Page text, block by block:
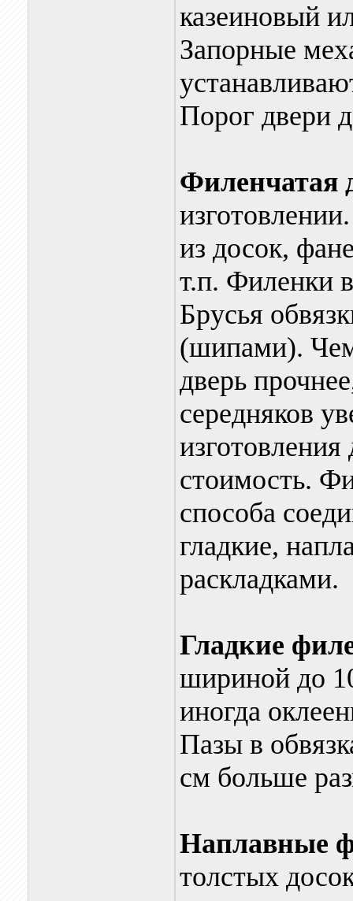
казеиновый
Запорные
Порог двери
Филенчатая
из досок,
т.п. Филенки
Брусья
(шипами).
дверь
середняков
изготовления
стоимость.
способа
гладкие,
раскладками.
Гладкие
шириной до
иногда
Пазы в
см больше
Наплавные
толстых